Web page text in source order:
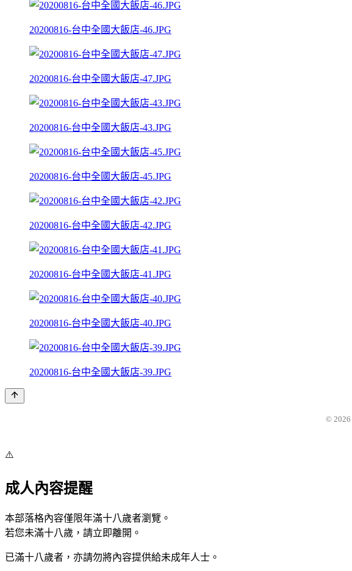
20200816-台中全國大飯店-46.JPG
20200816-台中全國大飯店-47.JPG
20200816-台中全國大飯店-43.JPG
20200816-台中全國大飯店-45.JPG
20200816-台中全國大飯店-42.JPG
20200816-台中全國大飯店-41.JPG
20200816-台中全國大飯店-40.JPG
20200816-台中全國大飯店-39.JPG
© 2026
⚠️
成人內容提醒
本部落格內容僅限年滿十八歲者瀏覽。
若您未滿十八歲，請立即離開。
已滿十八歲者，亦請勿將內容提供給未成年人士。